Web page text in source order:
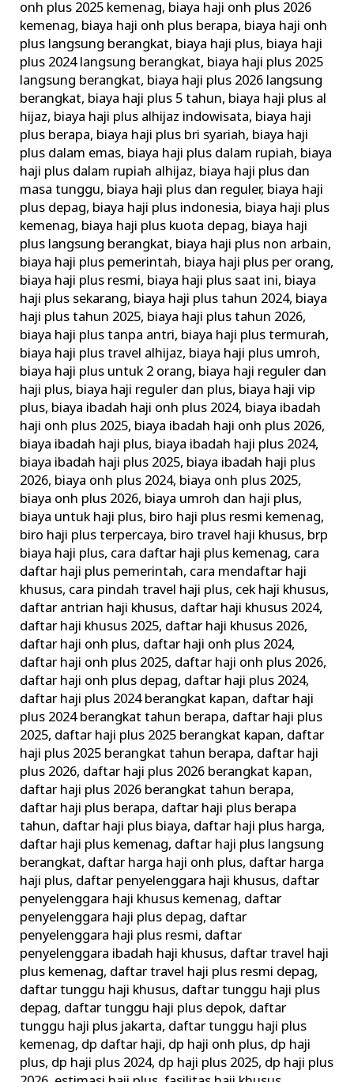
onh plus 2025 kemenag, biaya haji onh plus 2026
kemenag, biaya haji onh plus berapa, biaya haji onh
plus langsung berangkat, biaya haji plus, biaya haji
plus 2024 langsung berangkat, biaya haji plus 2025
langsung berangkat, biaya haji plus 2026 langsung
berangkat, biaya haji plus 5 tahun, biaya haji plus al
hijaz, biaya haji plus alhijaz indowisata, biaya haji
plus berapa, biaya haji plus bri syariah, biaya haji
plus dalam emas, biaya haji plus dalam rupiah, biaya
haji plus dalam rupiah alhijaz, biaya haji plus dan
masa tunggu, biaya haji plus dan reguler, biaya haji
plus depag, biaya haji plus indonesia, biaya haji plus
kemenag, biaya haji plus kuota depag, biaya haji
plus langsung berangkat, biaya haji plus non arbain,
biaya haji plus pemerintah, biaya haji plus per orang,
biaya haji plus resmi, biaya haji plus saat ini, biaya
haji plus sekarang, biaya haji plus tahun 2024, biaya
haji plus tahun 2025, biaya haji plus tahun 2026,
biaya haji plus tanpa antri, biaya haji plus termurah,
biaya haji plus travel alhijaz, biaya haji plus umroh,
biaya haji plus untuk 2 orang, biaya haji reguler dan
haji plus, biaya haji reguler dan plus, biaya haji vip
plus, biaya ibadah haji onh plus 2024, biaya ibadah
haji onh plus 2025, biaya ibadah haji onh plus 2026,
biaya ibadah haji plus, biaya ibadah haji plus 2024,
biaya ibadah haji plus 2025, biaya ibadah haji plus
2026, biaya onh plus 2024, biaya onh plus 2025,
biaya onh plus 2026, biaya umroh dan haji plus,
biaya untuk haji plus, biro haji plus resmi kemenag,
biro haji plus terpercaya, biro travel haji khusus, brp
biaya haji plus, cara daftar haji plus kemenag, cara
daftar haji plus pemerintah, cara mendaftar haji
khusus, cara pindah travel haji plus, cek haji khusus,
daftar antrian haji khusus, daftar haji khusus 2024,
daftar haji khusus 2025, daftar haji khusus 2026,
daftar haji onh plus, daftar haji onh plus 2024,
daftar haji onh plus 2025, daftar haji onh plus 2026,
daftar haji onh plus depag, daftar haji plus 2024,
daftar haji plus 2024 berangkat kapan, daftar haji
plus 2024 berangkat tahun berapa, daftar haji plus
2025, daftar haji plus 2025 berangkat kapan, daftar
haji plus 2025 berangkat tahun berapa, daftar haji
plus 2026, daftar haji plus 2026 berangkat kapan,
daftar haji plus 2026 berangkat tahun berapa,
daftar haji plus berapa, daftar haji plus berapa
tahun, daftar haji plus biaya, daftar haji plus harga,
daftar haji plus kemenag, daftar haji plus langsung
berangkat, daftar harga haji onh plus, daftar harga
haji plus, daftar penyelenggara haji khusus, daftar
penyelenggara haji khusus kemenag, daftar
penyelenggara haji plus depag, daftar
penyelenggara haji plus resmi, daftar
penyelenggara ibadah haji khusus, daftar travel haji
plus kemenag, daftar travel haji plus resmi depag,
daftar tunggu haji khusus, daftar tunggu haji plus
depag, daftar tunggu haji plus depok, daftar
tunggu haji plus jakarta, daftar tunggu haji plus
kemenag, dp daftar haji, dp haji onh plus, dp haji
plus, dp haji plus 2024, dp haji plus 2025, dp haji plus